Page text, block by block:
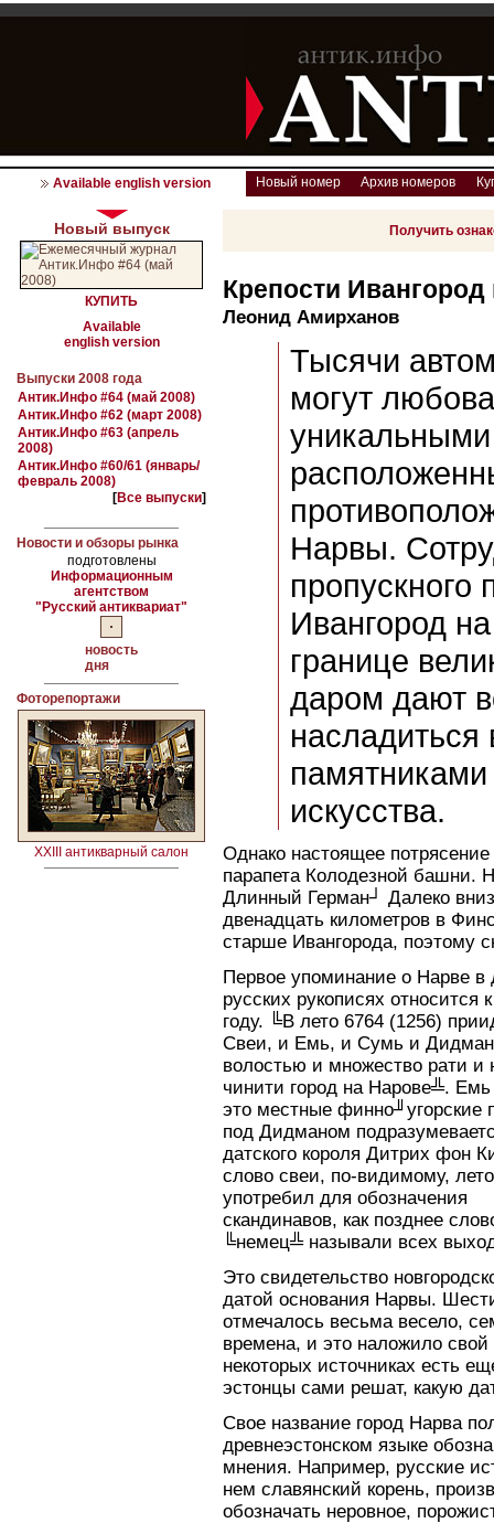
Available english version Новый номер Архив номеров
Новый выпуск
КУПИТЬ
Available
english version
Выпуски 2008 года
Антик.Инфо #64 (май 2008)
Антик.Инфо #62 (март 2008)
Антик.Инфо #63 (апрель
2008)
Антик.Инфо #60/61 (январь/
февраль 2008)
[Все выпуски]
Новости и обзоры рынка
подготовлены
Информационным
агентством
"Русский антиквариат"
новость
дня
Фоторепортажи
XXIII антикварный салон
Получить
Крепости Ивангород
Леонид Амирханов
Тысячи
могут
Нарвы.
пропускного
Ивангород
границе
даром дают
искусства.
Однако настоящее
парапета Колодезной башни.
Длинный Герман┘ Далеко
двенадцать километров в
старше Ивангорода, поэтому
Первое упоминание о Нарве в
русских рукописях относится
году. ╚В лето 6764 (1256)
Свеи, и Емь, и Сумь и
волостью и множество рати и
чинити город на Нарове╩.
это местные финно╜угорские
под Дидманом
датского короля Дитрих фон
слово свеи, по-видимому,
употребил для обозначения
скандинавов, как позднее
╚немец╩ называли всех
Это свидетельство
датой основания Нарвы.
отмечалось весьма весело,
времена, и это наложило свой
некоторых источниках есть
эстонцы сами решат, какую
Свое название город Нарва
древнеэстонском языке
мнения. Например, русские
нем славянский корень,
обозначать неровное,